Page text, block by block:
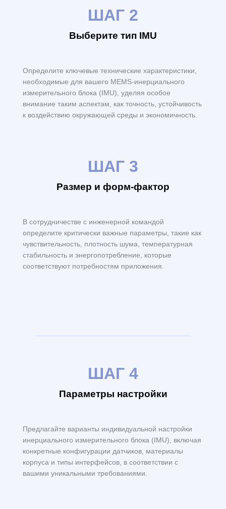
ШАГ 2
Выберите тип IMU
Определите ключевые технические характеристики,
необходимые для вашего MEMS-инерциального
измерительного блока (IMU), уделяя особое
внимание таким аспектам, как точность, устойчивость
к воздействию окружающей среды и экономичность.
ШАГ 3
Размер и форм-фактор
В сотрудничестве с инженерной командой
определите критически важные параметры, такие как
чувствительность, плотность шума, температурная
стабильность и энергопотребление, которые
соответствуют потребностям приложения.
ШАГ 4
Параметры настройки
Предлагайте варианты индивидуальной настройки
инерциального измерительного блока (IMU), включая
конкретные конфигурации датчиков, материалы
корпуса и типы интерфейсов, в соответствии с
вашими уникальными требованиями.